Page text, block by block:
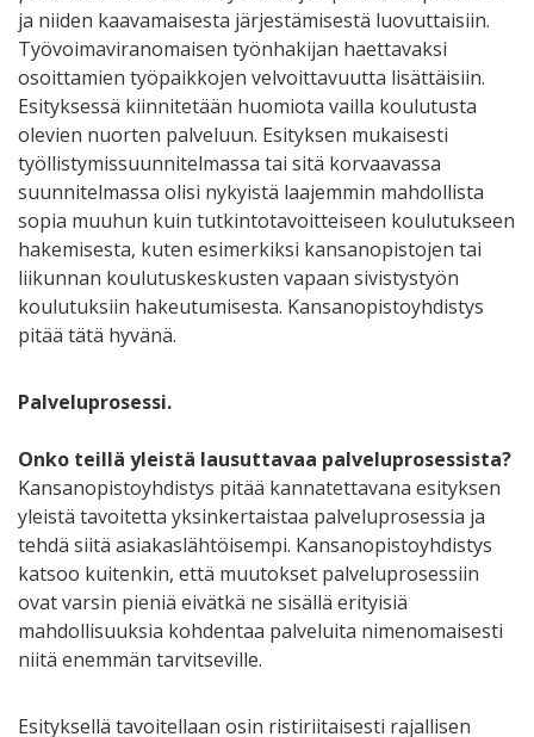
ja niiden kaavamaisesta järjestämisestä luovuttaisiin.
Työvoimaviranomaisen työnhakijan haettavaksi
osoittamien työpaikkojen velvoittavuutta lisättäisiin.
Esityksessä kiinnitetään huomiota vailla koulutusta
olevien nuorten palveluun. Esityksen mukaisesti
työllistymissuunnitelmassa tai sitä korvaavassa
suunnitelmassa olisi nykyistä laajemmin mahdollista
sopia muuhun kuin tutkintotavoitteiseen koulutukseen
hakemisesta, kuten esimerkiksi kansanopistojen tai
liikunnan koulutuskeskusten vapaan sivistystyön
koulutuksiin hakeutumisesta. Kansanopistoyhdistys
pitää tätä hyvänä.
Palveluprosessi.
Onko teillä yleistä lausuttavaa palveluprosessista?
Kansanopistoyhdistys pitää kannatettavana esityksen
yleistä tavoitetta yksinkertaistaa palveluprosessia ja
tehdä siitä asiakaslähtöisempi. Kansanopistoyhdistys
katsoo kuitenkin, että muutokset palveluprosessiin
ovat varsin pieniä eivätkä ne sisällä erityisiä
mahdollisuuksia kohdentaa palveluita nimenomaisesti
niitä enemmän tarvitseville.
Esityksellä tavoitellaan osin ristiriitaisesti rajallisen